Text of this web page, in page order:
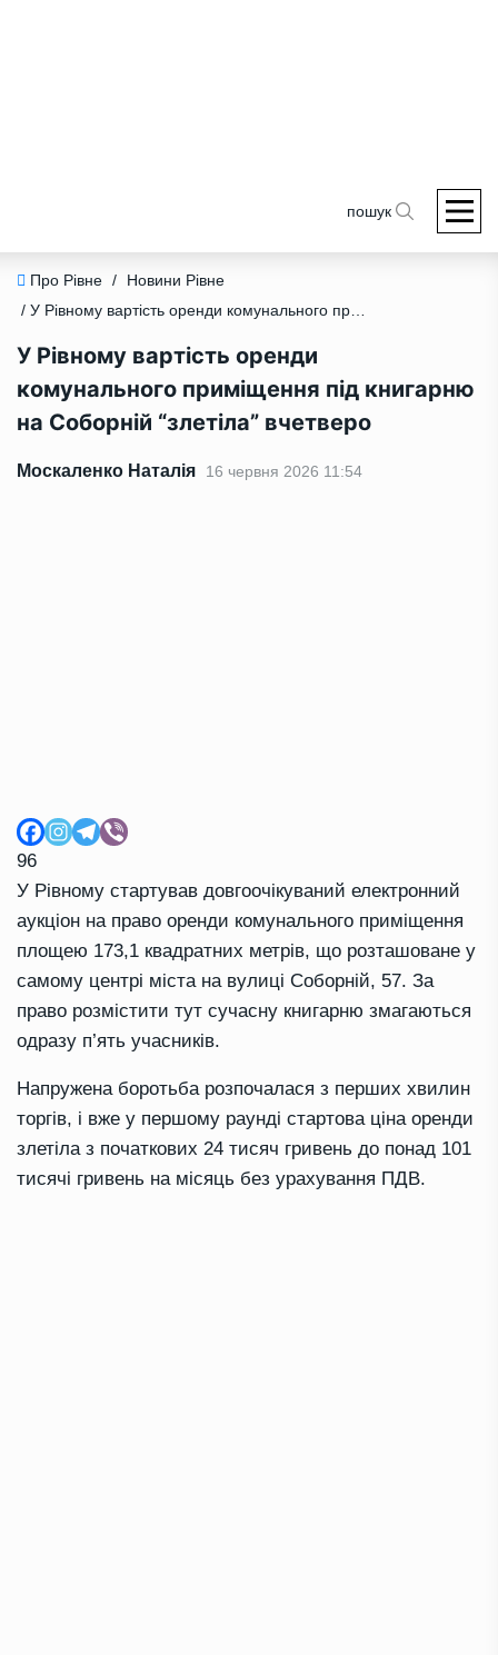
пошук
Про Рівне /
Новини Рівне
/ У Рівному вартість оренди комунального приміщення під книгарню на Соборній “злетіла” вчетверо
У Рівному вартість оренди
комунального приміщення під книгарню
на Соборній “злетіла” вчетверо
Москаленко Наталія 16 червня 2026 11:54
96
У Рівному стартував довгоочікуваний електронний
аукціон на право оренди комунального приміщення
площею 173,1 квадратних метрів, що розташоване у
самому центрі міста на вулиці Соборній, 57. За
право розмістити тут сучасну книгарню змагаються
одразу п’ять учасників.
Напружена боротьба розпочалася з перших хвилин
торгів, і вже у першому раунді стартова ціна оренди
злетіла з початкових 24 тисяч гривень до понад 101
тисячі гривень на місяць без урахування ПДВ.